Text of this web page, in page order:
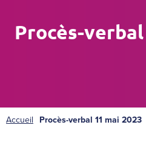
Procès-
Accueil Procès-verbal 11 mai 2023